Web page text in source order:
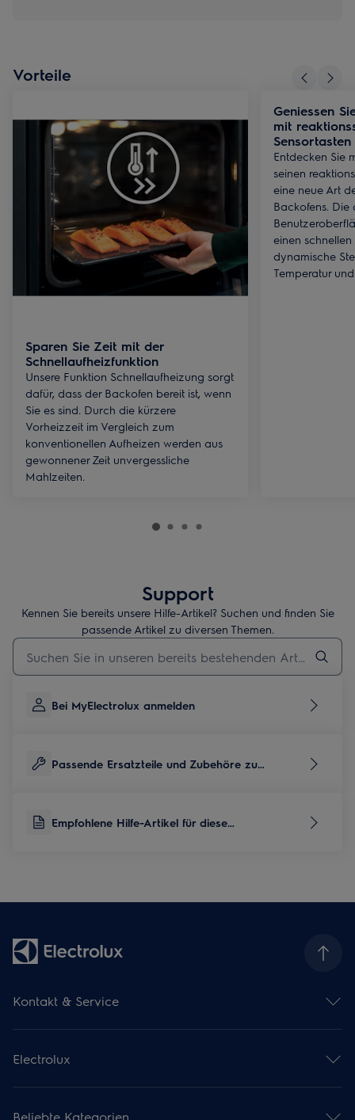
Vorteile
Sparen Sie Zeit mit der
Schnellaufheizfunktion
Unsere Funktion Schnellaufheizung sorgt
dafür, dass der Backofen bereit ist, wenn
Sie es sind. Durch die kürzere
Vorheizzeit im Vergleich zum
konventionellen Aufheizen werden aus
gewonnener Zeit unvergessliche
Mahlzeiten.
Geniessen
mit
Sensortasten
Entdecken Sie
seinen
eine neue Art
Backofens. Die
einen
dynamische
Temperatur
Support
Kennen Sie bereits unsere Hilfe-Artikel? Suchen und finden Sie
passende Artikel zu diversen Themen.
Geben Sie den Suchbegriff für Support-Artikel ein
Bei MyElectrolux anmelden
Passende Ersatzteile und Zubehöre zu
Empfohlene Hilfe-Artikel für diese
Kontakt & Service
Serviceübersicht
Reparaturservice
Garantieverlängerung
Pflegeservice
Electrolux
Kataloge & Broschüren
Beliebte Kategorien